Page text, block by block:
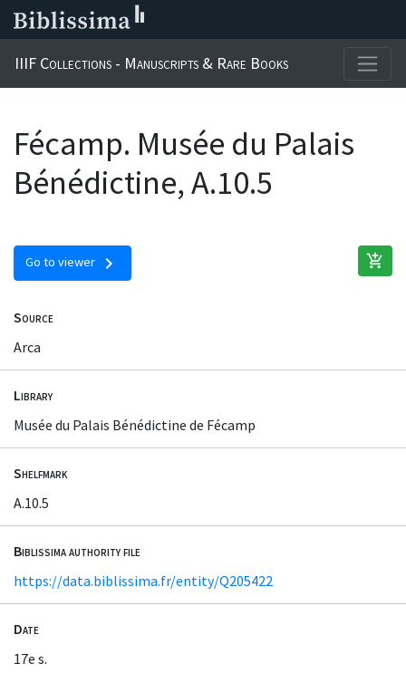
IIIF Collections - Manuscripts & Rare Books
Fécamp. Musée du Palais
Bénédictine, A.10.5
Go to viewer chevron_right add_shopping_cart
Source
Arca
Library
Musée du Palais Bénédictine de Fécamp
Shelfmark
A.10.5
Biblissima authority file
https://data.biblissima.fr/entity/Q205422
Date
17e s.